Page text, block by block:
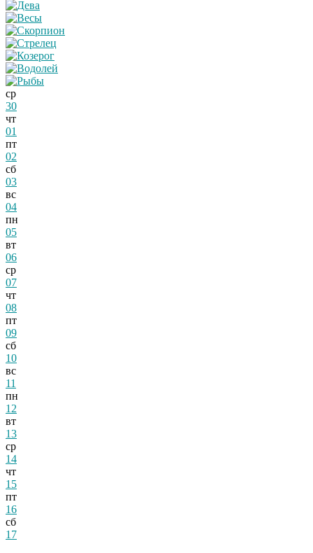
ср
30
чт
01
пт
02
сб
03
вс
04
пн
05
вт
06
ср
07
чт
08
пт
09
сб
10
вс
11
пн
12
вт
13
ср
14
чт
15
пт
16
сб
17